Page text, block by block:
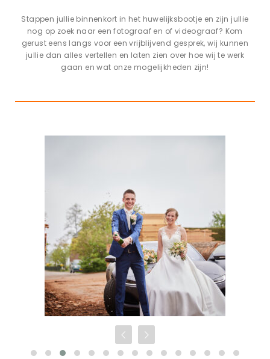
Stappen jullie binnenkort in het huwelijksbootje en zijn jullie
nog op zoek naar een fotograaf en of videograaf? Kom
gerust eens langs voor een vrijblijvend gesprek, wij kunnen
jullie dan alles vertellen en laten zien over hoe wij te werk
gaan en wat onze mogelijkheden zijn!